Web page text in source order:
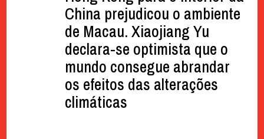
China prejudicou o ambiente
de Macau. Xiaojiang Yu
declara-se optimista que o
mundo consegue abrandar
os efeitos das alterações
climáticas